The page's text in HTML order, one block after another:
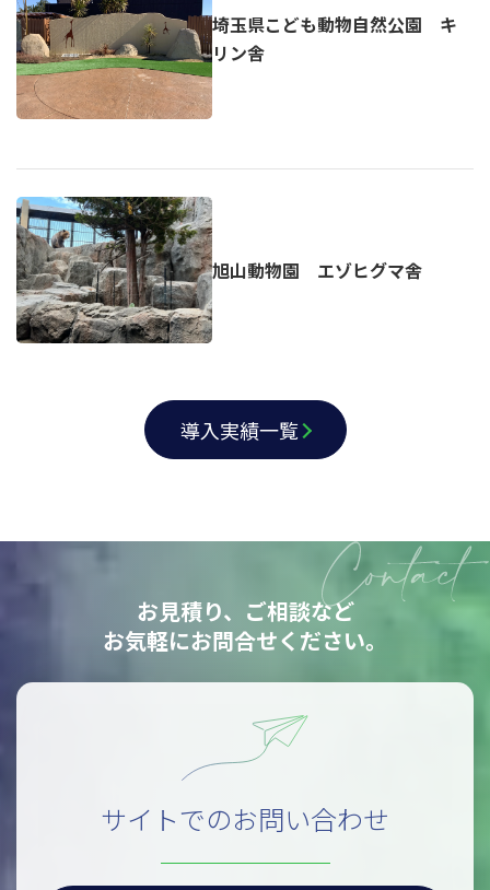
埼玉県こども動物自然公園 キ
リン舎
旭山動物園 エゾヒグマ舎
導入実績一覧
お見積り、ご相談など
お気軽にお問合せください。
サイトでのお問い合わせ